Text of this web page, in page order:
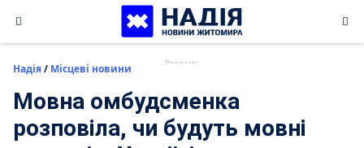
content
Надія/ Місцеві новини
Мовна омбудсменка
розповіла, чи будуть мовні